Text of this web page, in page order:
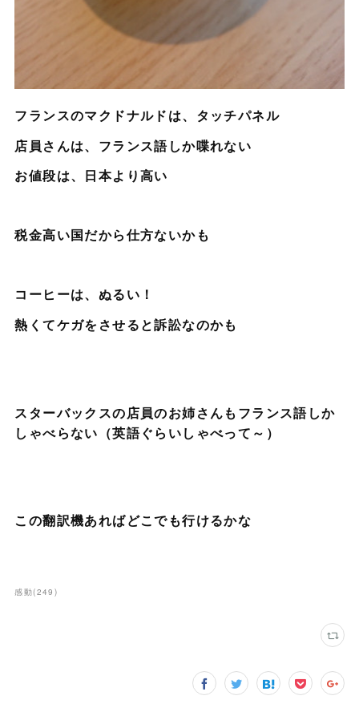
フランスのマクドナルドは、タッチパネル
店員さんは、フランス語しか喋れない
お値段は、日本より高い
税金高い国だから仕方ないかも
コーヒーは、ぬるい！
熱くてケガをさせると訴訟なのかも
スターバックスの店員のお姉さんもフランス語しか
しゃべらない（英語ぐらいしゃべって～）
この翻訳機あればどこでも行けるかな
感動(249 )